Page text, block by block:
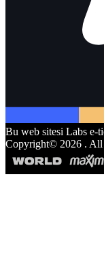
Bu web sitesi Labs e-
Copyright© 2026 . All